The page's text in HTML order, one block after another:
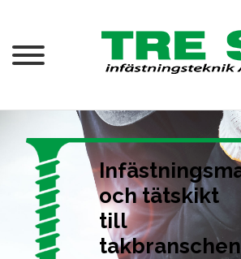
och tätskikt
till
takbranschen